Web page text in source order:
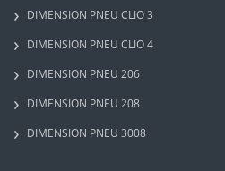
DIMENSION PNEU CLIO 3
DIMENSION PNEU CLIO 4
DIMENSION PNEU 206
DIMENSION PNEU 208
DIMENSION PNEU 3008